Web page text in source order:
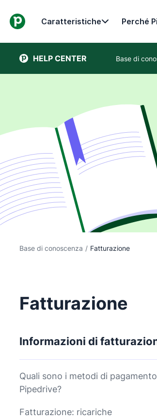
Caratteristiche Perché
HELP CENTER Base di
Base di conoscenza / Fatturazione
Fatturazione
Informazioni di
Quali sono i metodi di
Pipedrive?
Fatturazione: ricariche